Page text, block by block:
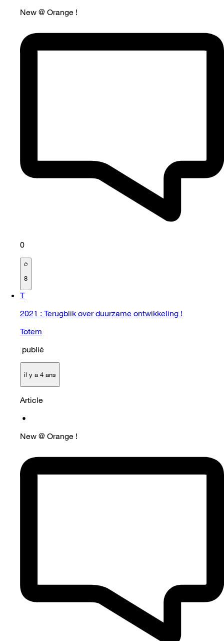
New @ Orange !
0
8
T
2021 : Terugblik over duurzame ontwikkeling !
Totem
publié
il y a 4 ans
Article
•
New @ Orange !